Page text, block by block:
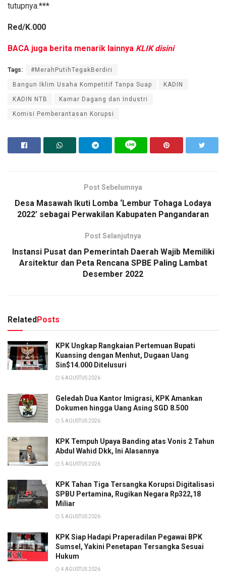
tutupnya.***
Red/K.000
BACA juga berita menarik lainnya KLIK disini
Tags: #MerahPutihTegakBerdiri
Bangun Iklim Usaha Kompetitif Tanpa Suap KADIN
KADIN NTB Kamar Dagang dan Industri
Komisi Pemberantasan Korupsi
Post Sebelumnya
Desa Masawah Ikuti Lomba ‘Lembur Tohaga Lodaya
2022’ sebagai Perwakilan Kabupaten Pangandaran
Post Selanjutnya
Instansi Pusat dan Pemerintah Daerah Wajib Memiliki
Arsitektur dan Peta Rencana SPBE Paling Lambat
Desember 2022
RelatedPosts
KPK Ungkap Rangkaian Pertemuan Bupati
Kuansing dengan Menhut, Dugaan Uang
Sin$14.000 Ditelusuri
6 AGUSTUS 2026
Geledah Dua Kantor Imigrasi, KPK Amankan
Dokumen hingga Uang Asing SGD 8.500
5 AGUSTUS 2026
KPK Tempuh Upaya Banding atas Vonis 2 Tahun
Abdul Wahid Dkk, Ini Alasannya
5 AGUSTUS 2026
KPK Tahan Tiga Tersangka Korupsi Digitalisasi
SPBU Pertamina, Rugikan Negara Rp322,18
Miliar
5 AGUSTUS 2026
KPK Siap Hadapi Praperadilan Pegawai BPK
Sumsel, Yakini Penetapan Tersangka Sesuai
Hukum
4 AGUSTUS 2026